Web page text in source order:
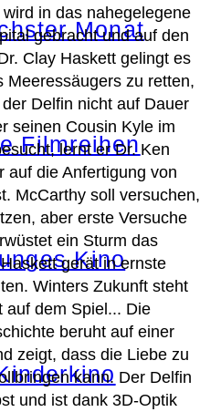
Monat
Filmreihen
Kino
in das nahegelegene
gebracht und auf den
Clay Haskett gelingt es
Meeressäugers zu retten,
Delfin nicht auf Dauer
seinen Cousin Kyle im
lernt er Dr. Ken
auf die Anfertigung von
McCarthy soll versuchen,
aber erste Versuche
ein Sturm das
gerät in ernste
Winters Zukunft steht
auf dem Spiel... Die
beruht auf einer
zeigt, dass die Liebe zu
kann. Der Delfin
und ist dank 3D-Optik